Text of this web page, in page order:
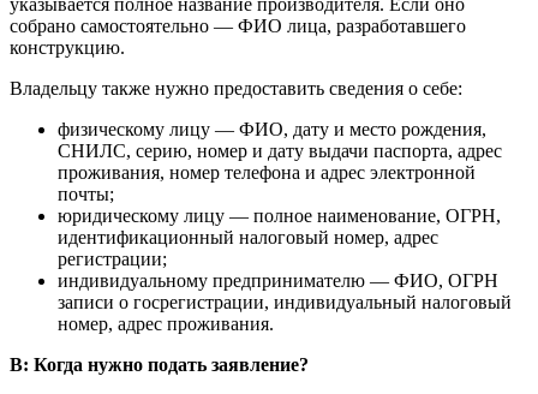
указывается полное название производителя. Если оно
собрано самостоятельно — ФИО лица, разработавшего
конструкцию.
Владельцу также нужно предоставить сведения о себе:
физическому лицу — ФИО, дату и место рождения,
СНИЛС, серию, номер и дату выдачи паспорта, адрес
проживания, номер телефона и адрес электронной
почты;
юридическому лицу — полное наименование, ОГРН,
идентификационный налоговый номер, адрес
регистрации;
индивидуальному предпринимателю — ФИО, ОГРН
записи о госрегистрации, индивидуальный налоговый
номер, адрес проживания.
В: Когда нужно подать заявление?